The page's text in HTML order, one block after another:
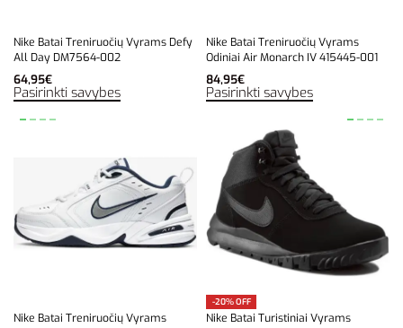
Nike Batai Treniruočių Vyrams Defy
All Day DM7564-002
64,95€
Pasirinkti savybes
Nike Batai Treniruočių Vyrams
Odiniai Air Monarch IV 415445-001
84,95€
Pasirinkti savybes
Nike Batai Treniruočių Vyrams
-20% OFF
Nike Batai Turistiniai Vyrams